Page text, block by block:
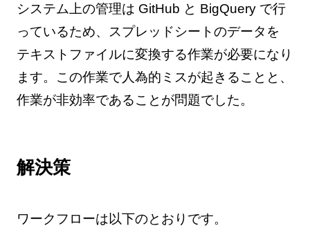
システム上の管理は GitHub と BigQuery で行
っているため、スプレッドシートのデータを
テキストファイルに変換する作業が必要になり
ます。この作業で人為的ミスが起きることと、
作業が非効率であることが問題でした。
解決策
ワークフローは以下のとおりです。